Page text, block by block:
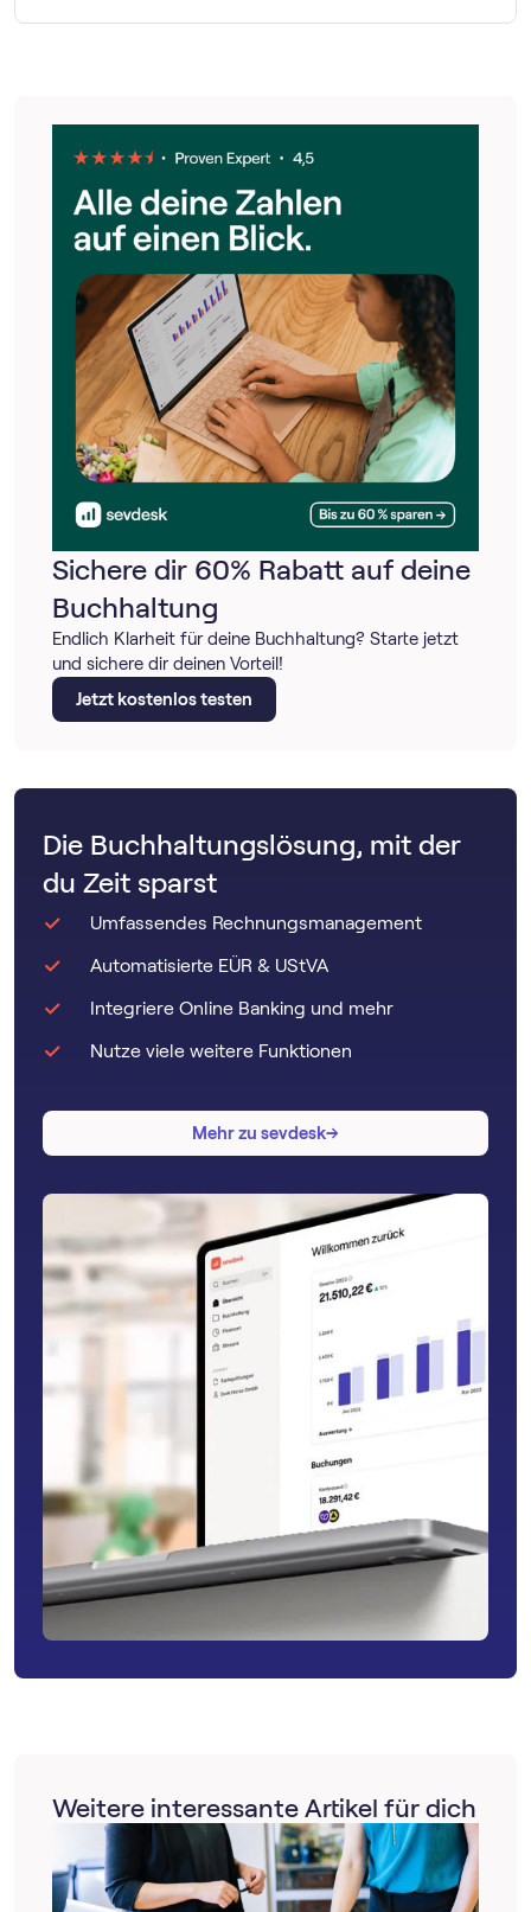
Sichere dir 60% Rabatt auf deine
Buchhaltung
Endlich Klarheit für deine Buchhaltung? Starte jetzt
und sichere dir deinen Vorteil!
Jetzt kostenlos testen
Niemand wird gezwungen, ein Kleinunternehmen
Umsatzgrenzen einhält, darf auch von der Klein­
unternehmer­regelung Gebrauch machen.
Die Buchhaltungslösung, mit der
du Zeit sparst
Umfassendes Rechnungsmanagement
Automatisierte EÜR & UStVA
Integriere Online Banking und mehr
Nutze viele weitere Funktionen
Mehr zu sevdesk→
→
Weitere interessante Artikel für dich